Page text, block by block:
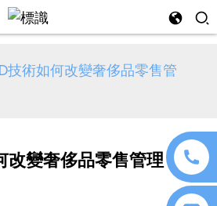
技術如何改變奢侈品零售管
改變奢侈品零售管理？